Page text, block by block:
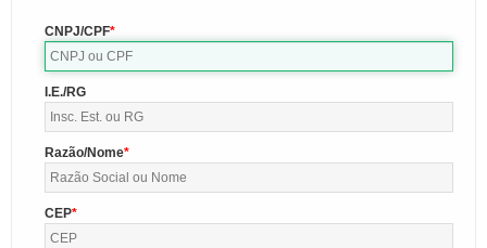
CNPJ/CPF
I.E./RG
Razão/Nome
CEP